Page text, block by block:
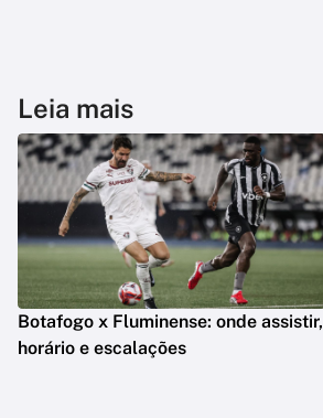
Leia mais
Botafogo x Fluminense: onde assistir,
horário e escalações